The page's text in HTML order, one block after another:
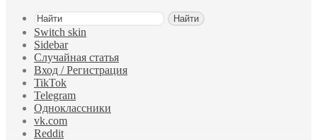
Найти
Switch skin
Sidebar
Случайная статья
Вход / Регистрация
TikTok
Telegram
Одноклассники
vk.com
Reddit